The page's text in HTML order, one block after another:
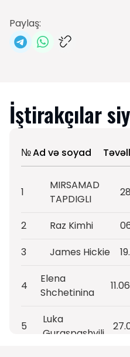
Paylaş:
İştirakçılar
№Ad və soyad
1
MIRSAMAD
TAPDIGLI
2 Raz Kimhi
3
James Hickie
4
Elena
Shchetinina
5
Luka
Guraspashvili